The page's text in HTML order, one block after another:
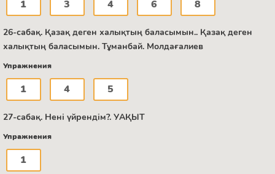
1 3 4 6 8
26-сабақ. Қазақ деген халықтың баласымын.. Қазақ деген
халықтың баласымын. Тұманбай. Молдағалиев
Упражнения
1 4 5
27-сабақ. Нені үйрендім?. УАҚЫТ
Упражнения
1